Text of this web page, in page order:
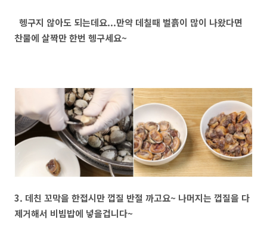
헹구지 않아도 되는데요...만약 데칠때 벌흙이 많이 나왔다면
찬물에 살짝만 한번 헹구세요~
3. 데친 꼬막을 한접시만 껍질 반절 까고요~ 나머지는 껍질을 다
제거해서 비빔밥에 넣을겁니다~